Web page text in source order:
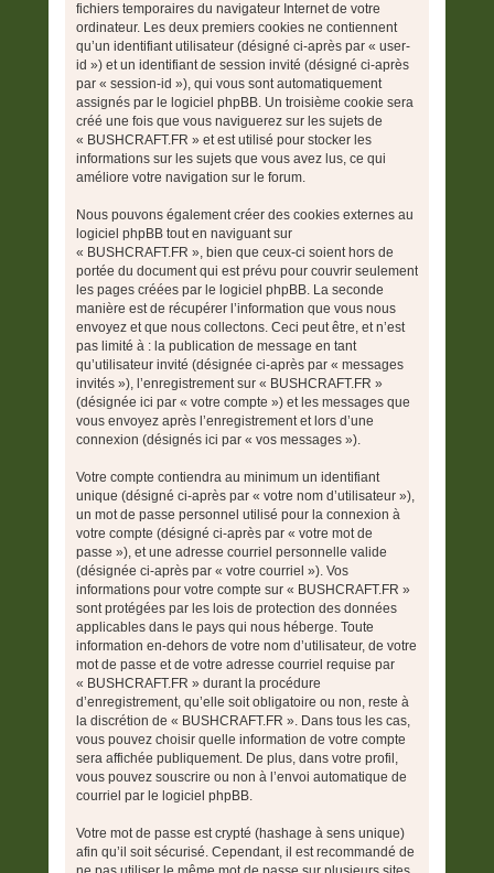
fichiers temporaires du navigateur Internet de votre
ordinateur. Les deux premiers cookies ne contiennent
qu’un identifiant utilisateur (désigné ci-après par « user-
id ») et un identifiant de session invité (désigné ci-après
par « session-id »), qui vous sont automatiquement
assignés par le logiciel phpBB. Un troisième cookie sera
créé une fois que vous naviguerez sur les sujets de
« BUSHCRAFT.FR » et est utilisé pour stocker les
informations sur les sujets que vous avez lus, ce qui
améliore votre navigation sur le forum.
Nous pouvons également créer des cookies externes au
logiciel phpBB tout en naviguant sur
« BUSHCRAFT.FR », bien que ceux-ci soient hors de
portée du document qui est prévu pour couvrir seulement
les pages créées par le logiciel phpBB. La seconde
manière est de récupérer l’information que vous nous
envoyez et que nous collectons. Ceci peut être, et n’est
pas limité à : la publication de message en tant
qu’utilisateur invité (désignée ci-après par « messages
invités »), l’enregistrement sur « BUSHCRAFT.FR »
(désignée ici par « votre compte ») et les messages que
vous envoyez après l’enregistrement et lors d’une
connexion (désignés ici par « vos messages »).
Votre compte contiendra au minimum un identifiant
unique (désigné ci-après par « votre nom d’utilisateur »),
un mot de passe personnel utilisé pour la connexion à
votre compte (désigné ci-après par « votre mot de
passe »), et une adresse courriel personnelle valide
(désignée ci-après par « votre courriel »). Vos
informations pour votre compte sur « BUSHCRAFT.FR »
sont protégées par les lois de protection des données
applicables dans le pays qui nous héberge. Toute
information en-dehors de votre nom d’utilisateur, de votre
mot de passe et de votre adresse courriel requise par
« BUSHCRAFT.FR » durant la procédure
d’enregistrement, qu’elle soit obligatoire ou non, reste à
la discrétion de « BUSHCRAFT.FR ». Dans tous les cas,
vous pouvez choisir quelle information de votre compte
sera affichée publiquement. De plus, dans votre profil,
vous pouvez souscrire ou non à l’envoi automatique de
courriel par le logiciel phpBB.
Votre mot de passe est crypté (hashage à sens unique)
afin qu’il soit sécurisé. Cependant, il est recommandé de